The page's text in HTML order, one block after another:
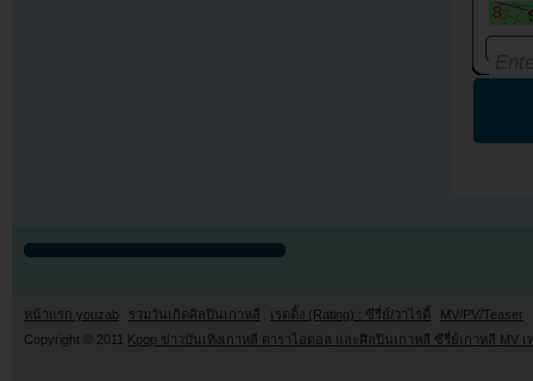
หน้าแรก youzab รวมวันเกิดศิลปินเกาหลี เรตติ้ง (Rating) : ซีรี่ย์/วาไรตี้
MV/PV/Teaser
Copyright © 2011 Kpop ข่าวบันเทิงเกาหลี ดาราไอดอล และศิลปินเกาหลี ซีรี่ย์เกาหลี MV